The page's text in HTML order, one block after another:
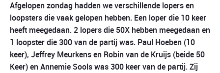
Afgelopen zondag hadden we verschillende lopers en
loopsters die vaak gelopen hebben. Een loper die 10 keer
heeft meegedaan. 2 lopers die 50X hebben meegedaan en
1 loopster die 300 van de partij was. Paul Hoeben (10
keer), Jeffrey Meurkens en Robin van de Kruijs (beide 50
Keer) en Annemie Sools was 300 keer van de partij. Zij